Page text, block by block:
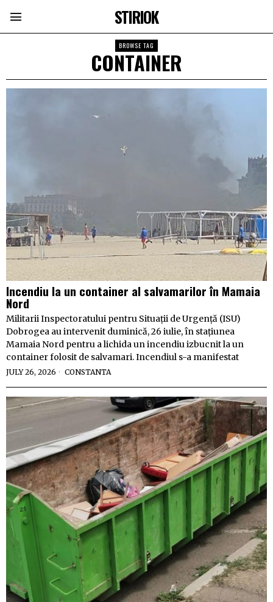
STIRIOK
BROWSE TAG
CONTAINER
Incendiu la un container al salvamarilor în Mamaia
Nord
Militarii Inspectoratului pentru Situații de Urgență (ISU)
Dobrogea au intervenit duminică, 26 iulie, în stațiunea
Mamaia Nord pentru a lichida un incendiu izbucnit la un
container folosit de salvamari. Incendiul s-a manifestat
JULY 26, 2026 CONSTANTA